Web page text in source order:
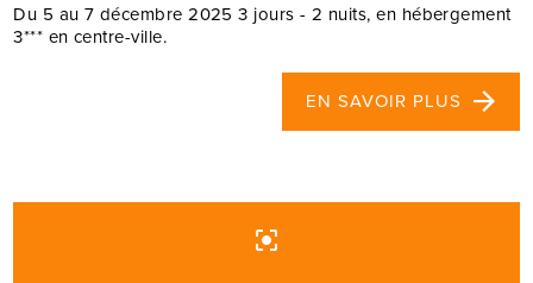
Du 5 au 7 décembre 2025 3 jours - 2 nuits, en hébergement
3*** en centre-ville.
EN SAVOIR PLUS
center_focus_strong